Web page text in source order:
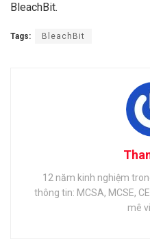
BleachBit.
Tags: BleachBit
12 năm kinh nghiệm
thông tin: MCSA, MCSE,
mê